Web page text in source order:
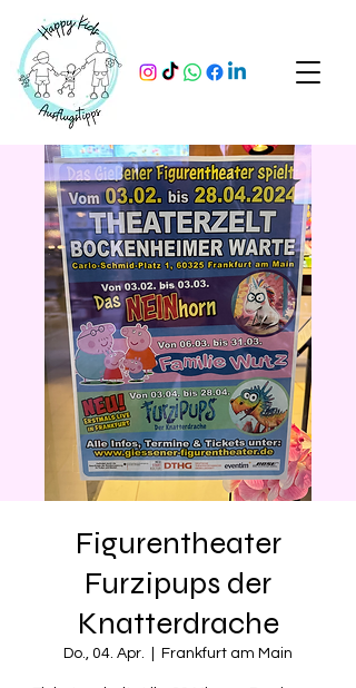
Figurentheater
Furzipups der
Knatterdrache
Do., 04. Apr. Frankfurt am Main